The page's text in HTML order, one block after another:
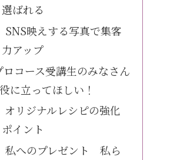
選ばれる
SNS映えする写真で集客
力アップ
ロコース受講生のみなさん
に立ってほしい！
オリジナルレシピの強化
ポイント
私へのプレゼント 私ら